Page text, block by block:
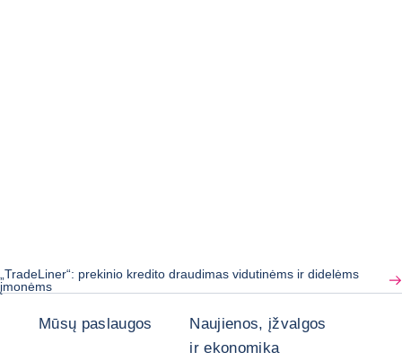
„TradeLiner“: prekinio kredito draudimas vidutinėms ir didelėms
įmonėms
Mūsų paslaugos
Naujienos, įžvalgos
ir ekonomika